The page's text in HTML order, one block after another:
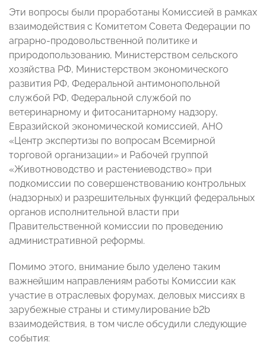
Эти вопросы были проработаны Комиссией в рамках
взаимодействия с Комитетом Совета Федерации по
аграрно-продовольственной политике и
природопользованию, Министерством сельского
хозяйства РФ, Министерством экономического
развития РФ, Федеральной антимонопольной
службой РФ, Федеральной службой по
ветеринарному и фитосанитарному надзору,
Евразийской экономической комиссией, АНО
«Центр экспертизы по вопросам Всемирной
торговой организации» и Рабочей группой
«Животноводство и растениеводство» при
подкомиссии по совершенствованию контрольных
(надзорных) и разрешительных функций федеральных
органов исполнительной власти при
Правительственной комиссии по проведению
административной реформы.
Помимо этого, внимание было уделено таким
важнейшим направлениям работы Комиссии как
участие в отраслевых форумах, деловых миссиях в
зарубежные страны и стимулирование b2b
взаимодействия, в том числе обсудили следующие
события: